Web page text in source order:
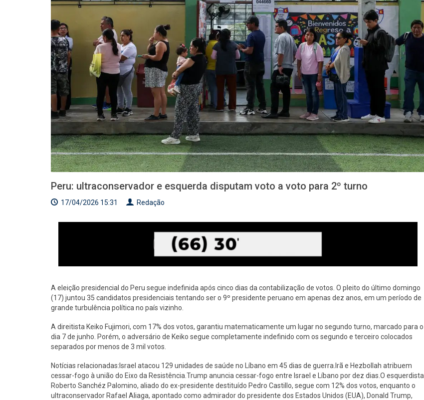
Peru: ultraconservador e esquerda disputam voto a voto para 2º turno
17/04/2026 15:31 Redação
A eleição presidencial do Peru segue indefinida após cinco dias da contabilização de votos. O pleito do último domingo
(17) juntou 35 candidatos presidenciais tentando ser o 9º presidente peruano em apenas dez anos, em um período de
grande turbulência política no país vizinho.
A direitista Keiko Fujimori, com 17% dos votos, garantiu matematicamente um lugar no segundo turno, marcado para o
dia 7 de junho. Porém, o adversário de Keiko segue completamente indefinido com os segundo e terceiro colocados
separados por menos de 3 mil votos.
Notícias relacionadas:Israel atacou 129 unidades de saúde no Líbano em 45 dias de guerra.Irã e Hezbollah atribuem
cessar-fogo à união do Eixo da Resistência.Trump anuncia cessar-fogo entre Israel e Líbano por dez dias.O esquerdista
Roberto Sanchéz Palomino, aliado do ex-presidente destituído Pedro Castillo, segue com 12% dos votos, enquanto o
ultraconservador Rafael Aliaga, apontado como admirador do presidente dos Estados Unidos (EUA), Donald Trump,